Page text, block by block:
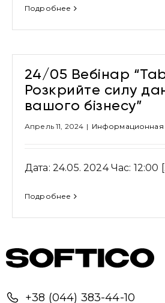
Подробнее
24/05 Вебінар
Розкрийте силу
вашого бізнесу”
Апрель 11, 2024 | Информационная
Дата: 24.05. 2024 Час: 12:00
Подробнее
+38 (044) 383-44-10